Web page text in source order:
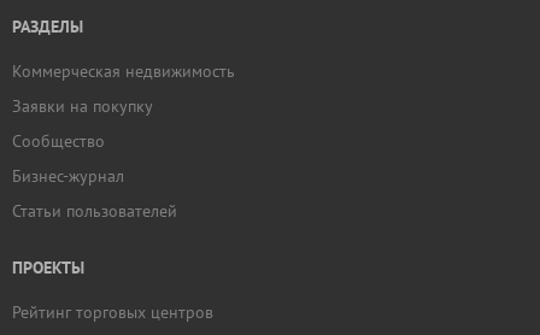
РАЗДЕЛЫ
Коммерческая недвижимость
Заявки на покупку
Сообщество
Бизнес-журнал
Статьи пользователей
ПРОЕКТЫ
Рейтинг торговых центров